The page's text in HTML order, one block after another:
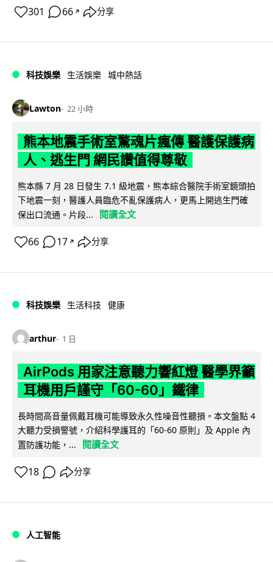
301 66 ↗ 分享
科技娛樂 生活娛樂 城中熱話
Lawton 22 小時
熊本地震手術室驚魂片瘋傳 醫護保護病
人、逃生門 網民讚值得尊敬
熊本縣 7 月 28 日發生 7.1 級地震，熊本綜合醫院手術室鏡頭拍
下地震一刻，醫護人員臨危不亂保護病人，更馬上開逃生門確
保出口流通。片段...
閱讀全文
66 17 ↗ 分享
科技娛樂 生活科技 健康
arthur 1 日
AirPods 用家注意聽力響紅燈 醫學界籲
耳機用戶謹守「60-60」鐵律
長時間高音量佩戴耳機可能導致永久性噪音性聽損。本文盤點 4
大聽力受損警號，介紹科學護耳的「60-60 原則」及 Apple 內
置防護功能，...
閱讀全文
18 分享
人工智能